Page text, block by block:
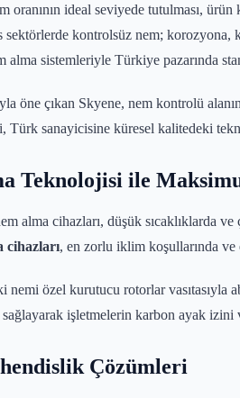
ideal seviyede tutulması,
sektörlerde kontrolsüz nem;
alma sistemleriyle Türkiye pazarında
öne çıkan Skyene, nem kontrolü
sanayicisine küresel kalitedeki
Teknolojisi ile
alma cihazları, düşük sıcaklıklarda
cihazları, en zorlu iklim koşullarında ve
özel kurutucu rotorlar
işletmelerin karbon ayak
Çözümleri